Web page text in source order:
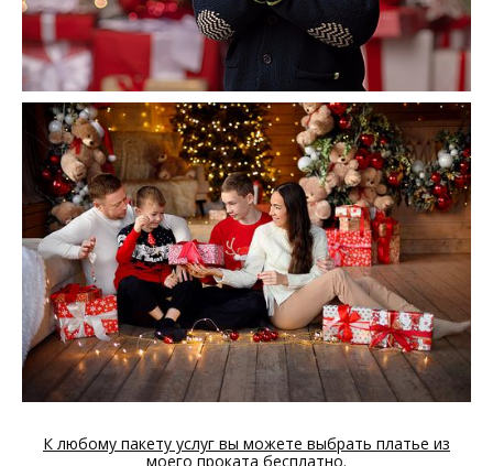
К любому пакету услуг вы можете выбрать платье из
моего проката бесплатно.